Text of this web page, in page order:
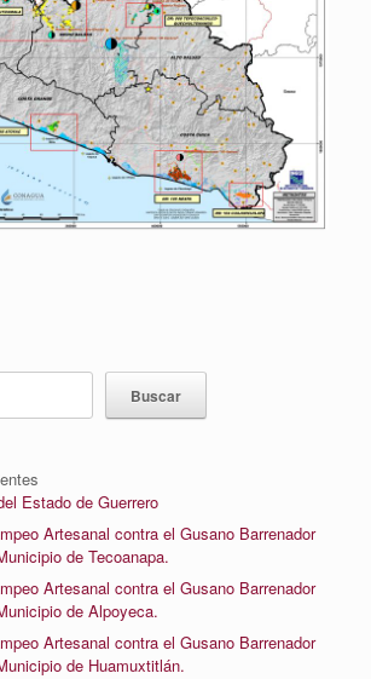
Buscar
Estado de Guerrero
Artesanal contra el Gusano Barrenador
de Tecoanapa.
Artesanal contra el Gusano Barrenador
de Alpoyeca.
Artesanal contra el Gusano Barrenador
de Huamuxtitlán.